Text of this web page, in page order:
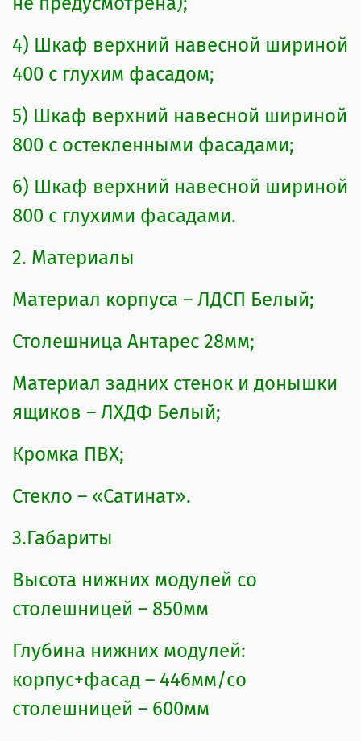
Высота верхних модулей – 556мм
Глубина верхних модулей –
корпус+фасад – 300мм
4.Фурнитура
Петли «Боярд»;
Направляющие роликовые;
Опора черная пластиковая высотой
100мм, регулировка возможна до
115мм;
Ручка черный глянцевый пластик;
Навесы верхних шкафов – угловые
металлические.
5.Упаковки
Комплект состоит из шести
упаковок, столешница пакуется
совместно с корпусом. Упаковка№6
4) Шкаф верхний навесной шириной
400 с глухим фасадом;
5) Шкаф верхний навесной шириной
800 с остекленными фасадами;
6) Шкаф верхний навесной шириной
800 с глухими фасадами.
2. Материалы
Материал корпуса – ЛДСП Белый;
Столешница Антарес 28мм;
Материал задних стенок и донышки
ящиков – ЛХДФ Белый;
Кромка ПВХ;
Стекло – «Сатинат».
3.Габариты
Высота нижних модулей со
столешницей – 850мм
Глубина нижних модулей:
корпус+фасад – 446мм/со
столешницей – 600мм